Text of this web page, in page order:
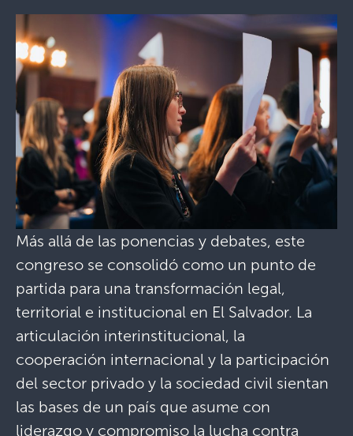
Más allá de las ponencias y debates, este
congreso se consolidó como un punto de
partida para una transformación legal,
territorial e institucional en El Salvador. La
articulación interinstitucional, la
cooperación internacional y la participación
del sector privado y la sociedad civil sientan
las bases de un país que asume con
liderazgo y compromiso la lucha contra